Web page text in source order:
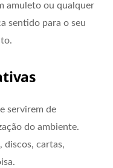
amuleto ou qualquer
sentido para o seu
servirem de
do ambiente.
discos, cartas,